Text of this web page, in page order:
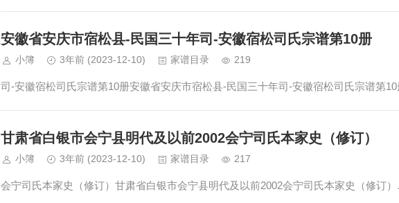
安徽省安庆市宿松县-民国三十年司-安徽宿松司氏宗谱第10册
小簿 3年前 (2023-12-10) 家谱目录 219
司-安徽宿松司氏宗谱第10册安徽省安庆市宿松县-民国三十年司-安徽宿松司氏宗谱第
甘肃省白银市会宁县明代及以前2002会宁司氏本家史（修订）
小簿 3年前 (2023-12-10) 家谱目录 217
会宁司氏本家史（修订）甘肃省白银市会宁县明代及以前2002会宁司氏本家史（修订